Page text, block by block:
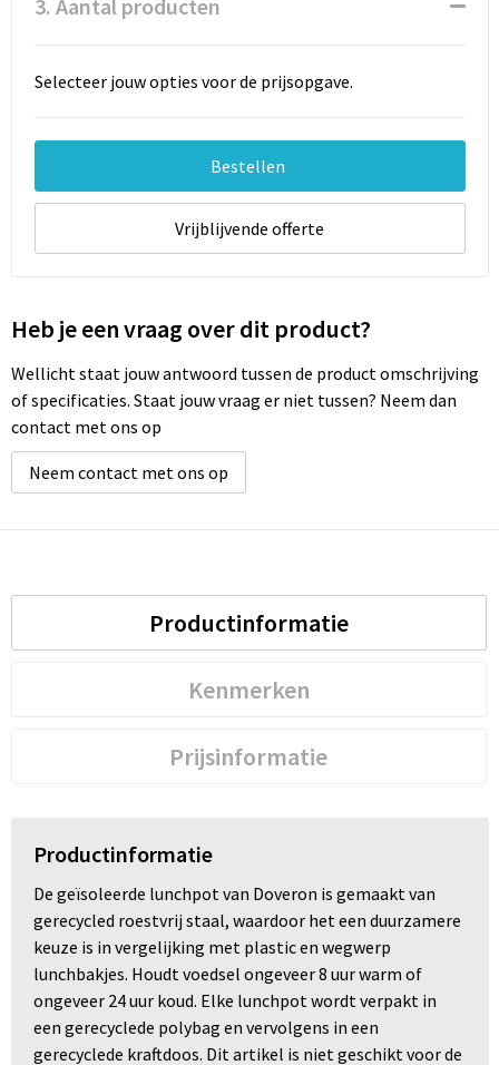
3. Aantal producten
Selecteer jouw opties voor de prijsopgave.
Bestellen
Vrijblijvende offerte
Heb je een vraag over dit product?
Wellicht staat jouw antwoord tussen de product omschrijving
of specificaties. Staat jouw vraag er niet tussen? Neem dan
contact met ons op
Neem contact met ons op
Productinformatie
Kenmerken
Prijsinformatie
Productinformatie
De geïsoleerde lunchpot van Doveron is gemaakt van
gerecycled roestvrij staal, waardoor het een duurzamere
keuze is in vergelijking met plastic en wegwerp
lunchbakjes. Houdt voedsel ongeveer 8 uur warm of
ongeveer 24 uur koud. Elke lunchpot wordt verpakt in
een gerecyclede polybag en vervolgens in een
gerecyclede kraftdoos. Dit artikel is niet geschikt voor de